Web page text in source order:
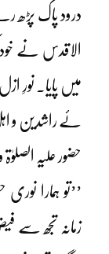
درود پاک پڑھ
الاقدس نے خود
میں پایا۔ نورِ
ئے راشدین و
حضور علیہ
’’تو ہمارا
زمانہ تجھ سے